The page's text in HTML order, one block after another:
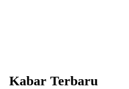
Kabar Terbaru